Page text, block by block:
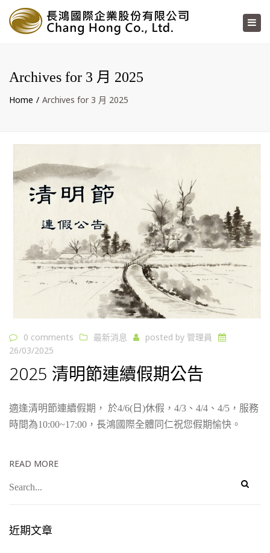
Archives for 3 月 2025
Home Archives for 3 月 2025
0 comments 最新消息 posted by 管理員
26/03/2025
2025 清明節連續假期公告
適逢清明節連續假期， 於4/6(日)休假，4/3、4/4、4/5，服務
時間為10:00~17:00，長鴻國際全體同仁祝您假期愉快。
READ MORE
近期文章